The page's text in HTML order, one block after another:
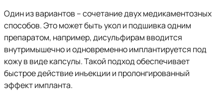
Один из вариантов – сочетание двух медикаментозных
способов. Это может быть укол и подшивка одним
препаратом, например, дисульфирам вводится
внутримышечно и одновременно имплантируется под
кожу в виде капсулы. Такой подход обеспечивает
быстрое действие инъекции и пролонгированный
эффект импланта.